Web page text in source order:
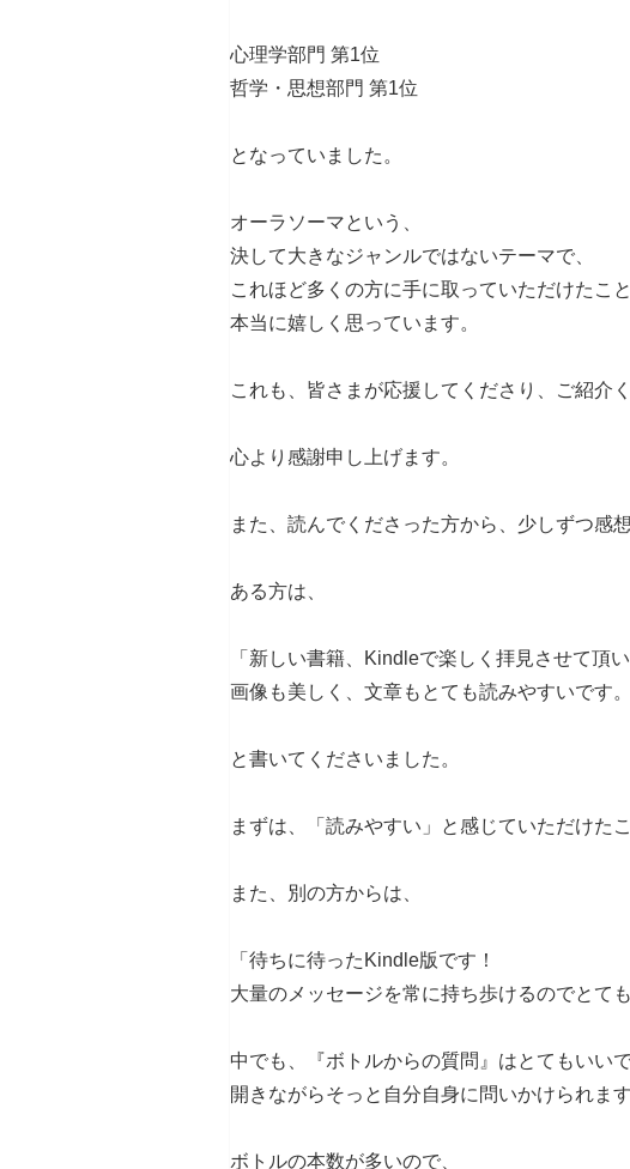
心理学部門 第1位
哲学・思想部門 第1位
となっていました。
オーラソーマという、
決して大きなジャンルではないテーマで、
これほど多くの方に手に取っていただけたこと
本当に嬉しく思っています。
これも、皆さまが応援してくださり、ご紹介
心より感謝申し上げます。
また、読んでくださった方から、少しずつ感
ある方は、
「新しい書籍、Kindleで楽しく拝見させて頂い
画像も美しく、文章もとても読みやすいです。
と書いてくださいました。
まずは、「読みやすい」と感じていただけた
また、別の方からは、
「待ちに待ったKindle版です！
大量のメッセージを常に持ち歩けるのでとて
中でも、『ボトルからの質問』はとてもいいで
開きながらそっと自分自身に問いかけられます
ボトルの本数が多いので、